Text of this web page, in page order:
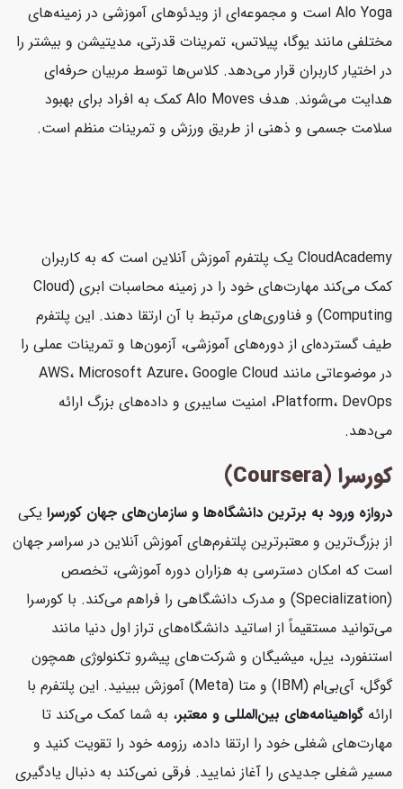
Alo Yoga است و مجموعه‌ای از ویدئوهای آموزشی در زمینه‌های
مختلفی مانند یوگا، پیلاتس، تمرینات قدرتی، مدیتیشن و بیشتر را
در اختیار کاربران قرار می‌دهد. کلاس‌ها توسط مربیان حرفه‌ای
هدایت می‌شوند. هدف Alo Moves کمک به افراد برای بهبود
سلامت جسمی و ذهنی از طریق ورزش و تمرینات منظم است.
CloudAcademy یک پلتفرم آموزش آنلاین است که به کاربران
کمک می‌کند مهارت‌های خود را در زمینه محاسبات ابری (Cloud
Computing) و فناوری‌های مرتبط با آن ارتقا دهند. این پلتفرم
طیف گسترده‌ای از دوره‌های آموزشی، آزمون‌ها و تمرینات عملی را
در موضوعاتی مانند AWS، Microsoft Azure، Google Cloud
Platform، DevOps، امنیت سایبری و داده‌های بزرگ ارائه
می‌دهد.
کورسرا (Coursera)
دروازه ورود به برترین دانشگاه‌ها و سازمان‌های جهان کورسرایکی
از بزرگ‌ترین و معتبرترین پلتفرم‌های آموزش آنلاین در سراسر جهان
است که امکان دسترسی به هزاران دوره آموزشی، تخصص
(Specialization) و مدرک دانشگاهی را فراهم می‌کند. با کورسرا
می‌توانید مستقیماً از اساتید دانشگاه‌های تراز اول دنیا مانند
استنفورد، ییل، میشیگان و شرکت‌های پیشرو تکنولوژی همچون
گوگل، آی‌بی‌ام (IBM) و متا (Meta) آموزش ببینید. این پلتفرم با
ارائهگواهینامه‌های بین‌المللی و معتبر، به شما کمک می‌کند تا
مهارت‌های شغلی خود را ارتقا داده، رزومه خود را تقویت کنید و
مسیر شغلی جدیدی را آغاز نمایید. فرقی نمی‌کند به دنبال یادگیری